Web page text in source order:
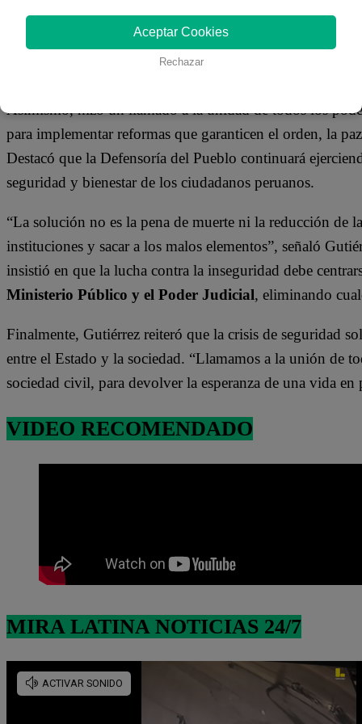
Asimismo, hizo un llamado a la unidad de todos los
para implementar reformas que garanticen el orden, la
Destacó que la Defensoría del Pueblo continuará
seguridad y bienestar de los ciudadanos peruanos.
“La solución no es la pena de muerte ni la reducción de
instituciones y sacar a los malos elementos”, señaló
insistió en que la lucha contra la inseguridad debe
Ministerio Público y el Poder Judicial, eliminando
Finalmente, Gutiérrez reiteró que la crisis de seguridad
entre el Estado y la sociedad. “Llamamos a la unión de
sociedad civil, para devolver la esperanza de una vida
VIDEO RECOMENDADO
MIRA LATINA NOTICIAS 24/7
Aceptar Cookies
Rechazar